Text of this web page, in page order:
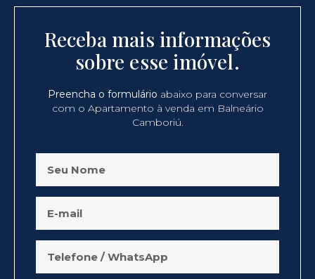
Receba mais informações
sobre esse imóvel.
Preencha o formulário abaixo para conversar
com o Apartamento à venda em Balneário
Camboriú.